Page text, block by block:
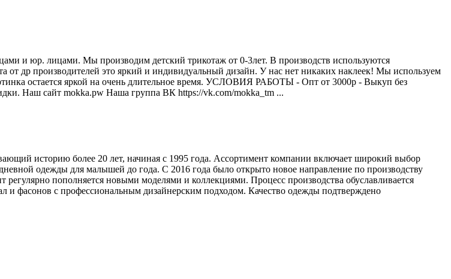
и юр. лицами. Мы производим детский трикотаж от 0-3лет. В производств используются
от др производителей это яркий и индивидуальный дизайн. У нас нет никаких наклеек! Мы используем
остается яркой на очень длительное время. УСЛОВИЯ РАБОТЫ - Опт от 3000р - Выкуп без
Наш сайт mokka.pw Наша группа ВК https://vk.com/mokka_tm ...
историю более 20 лет, начиная с 1995 года. Ассортимент компании включает широкий выбор
одежды для малышей до года. С 2016 года было открыто новое направление по производству
пополняется новыми моделями и коллекциями. Процесс производства обуславливается
и фасонов с профессиональным дизайнерским подходом. Качество одежды подтверждено